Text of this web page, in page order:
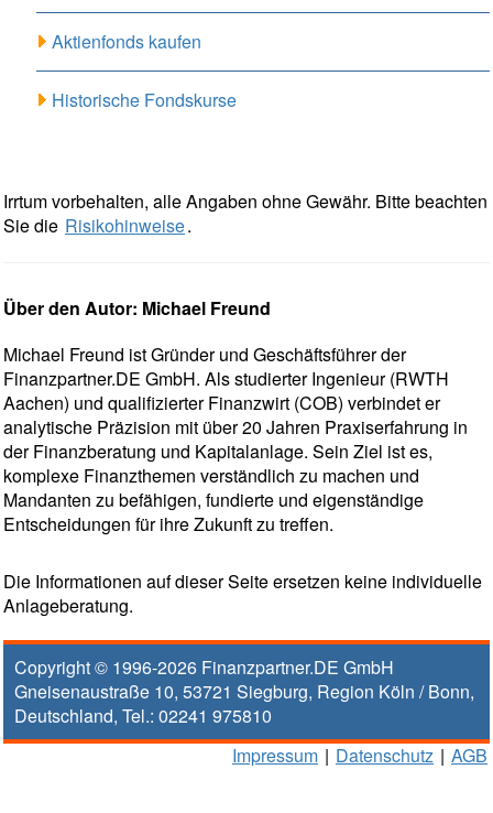
Aktienfonds kaufen
Historische Fondskurse
Irrtum vorbehalten, alle Angaben ohne Gewähr. Bitte beachten
Sie die Risikohinweise.
Über den Autor: Michael Freund
Michael Freund ist Gründer und Geschäftsführer der
Finanzpartner.DE GmbH. Als studierter Ingenieur (RWTH
Aachen) und qualifizierter Finanzwirt (COB) verbindet er
analytische Präzision mit über 20 Jahren Praxiserfahrung in
der Finanzberatung und Kapitalanlage. Sein Ziel ist es,
komplexe Finanzthemen verständlich zu machen und
Mandanten zu befähigen, fundierte und eigenständige
Entscheidungen für ihre Zukunft zu treffen.
Die Informationen auf dieser Seite ersetzen keine individuelle
Anlageberatung.
Copyright © 1996-2026 Finanzpartner.DE GmbH
Gneisenaustraße 10, 53721 Siegburg, Region Köln / Bonn,
Deutschland, Tel.: 02241 975810
Impressum | Datenschutz | AGB